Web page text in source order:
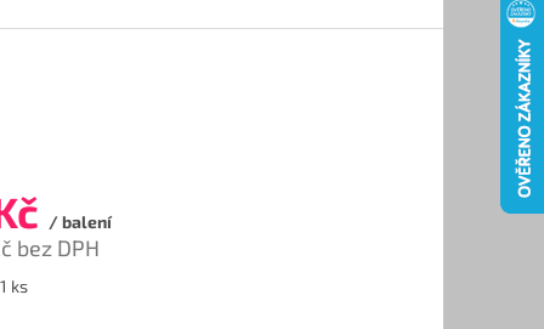
/ balení
bez DPH
ks